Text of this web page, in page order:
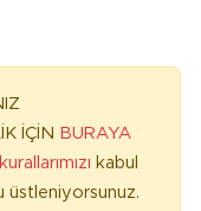
İÇİN BURAYA
kabul
üstleniyorsunuz.